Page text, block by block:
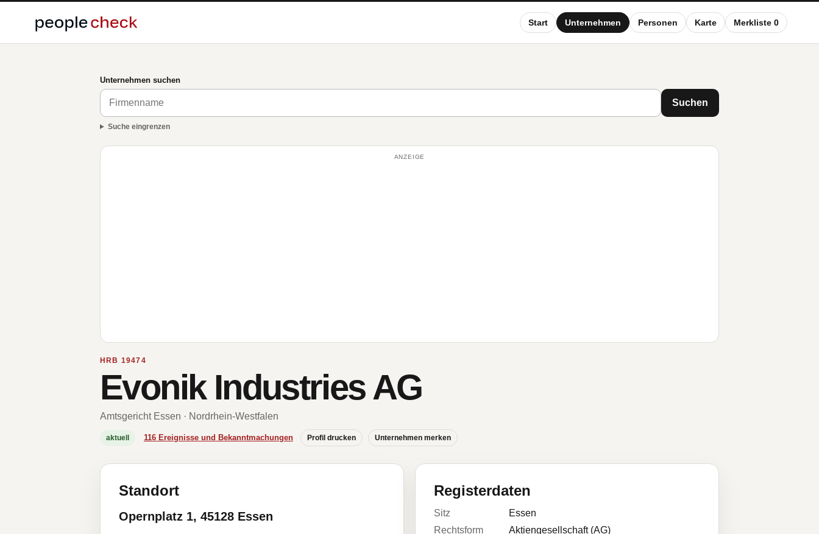
Start Unternehmen Personen Karte Merkliste 0
Unternehmen suchen
Suchen
Suche eingrenzen
ANZEIGE
HRB 19474
Evonik Industries AG
Amtsgericht Essen · Nordrhein-Westfalen
aktuell 116 Ereignisse und Bekanntmachungen Profil drucken Unternehmen merken
Standort
Opernplatz 1, 45128 Essen
Registerdaten
Sitz
Essen
Rechtsform
Aktiengesellschaft (AG)